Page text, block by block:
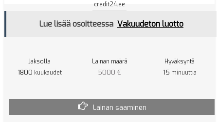
credit24.ee
Lue lisää osoitteessa Vakuudeton luotto
Jaksolla
1800 kuukaudet
Lainan määrä
5000 €
Hyväksyntä
15 minuuttia
Lainan saaminen